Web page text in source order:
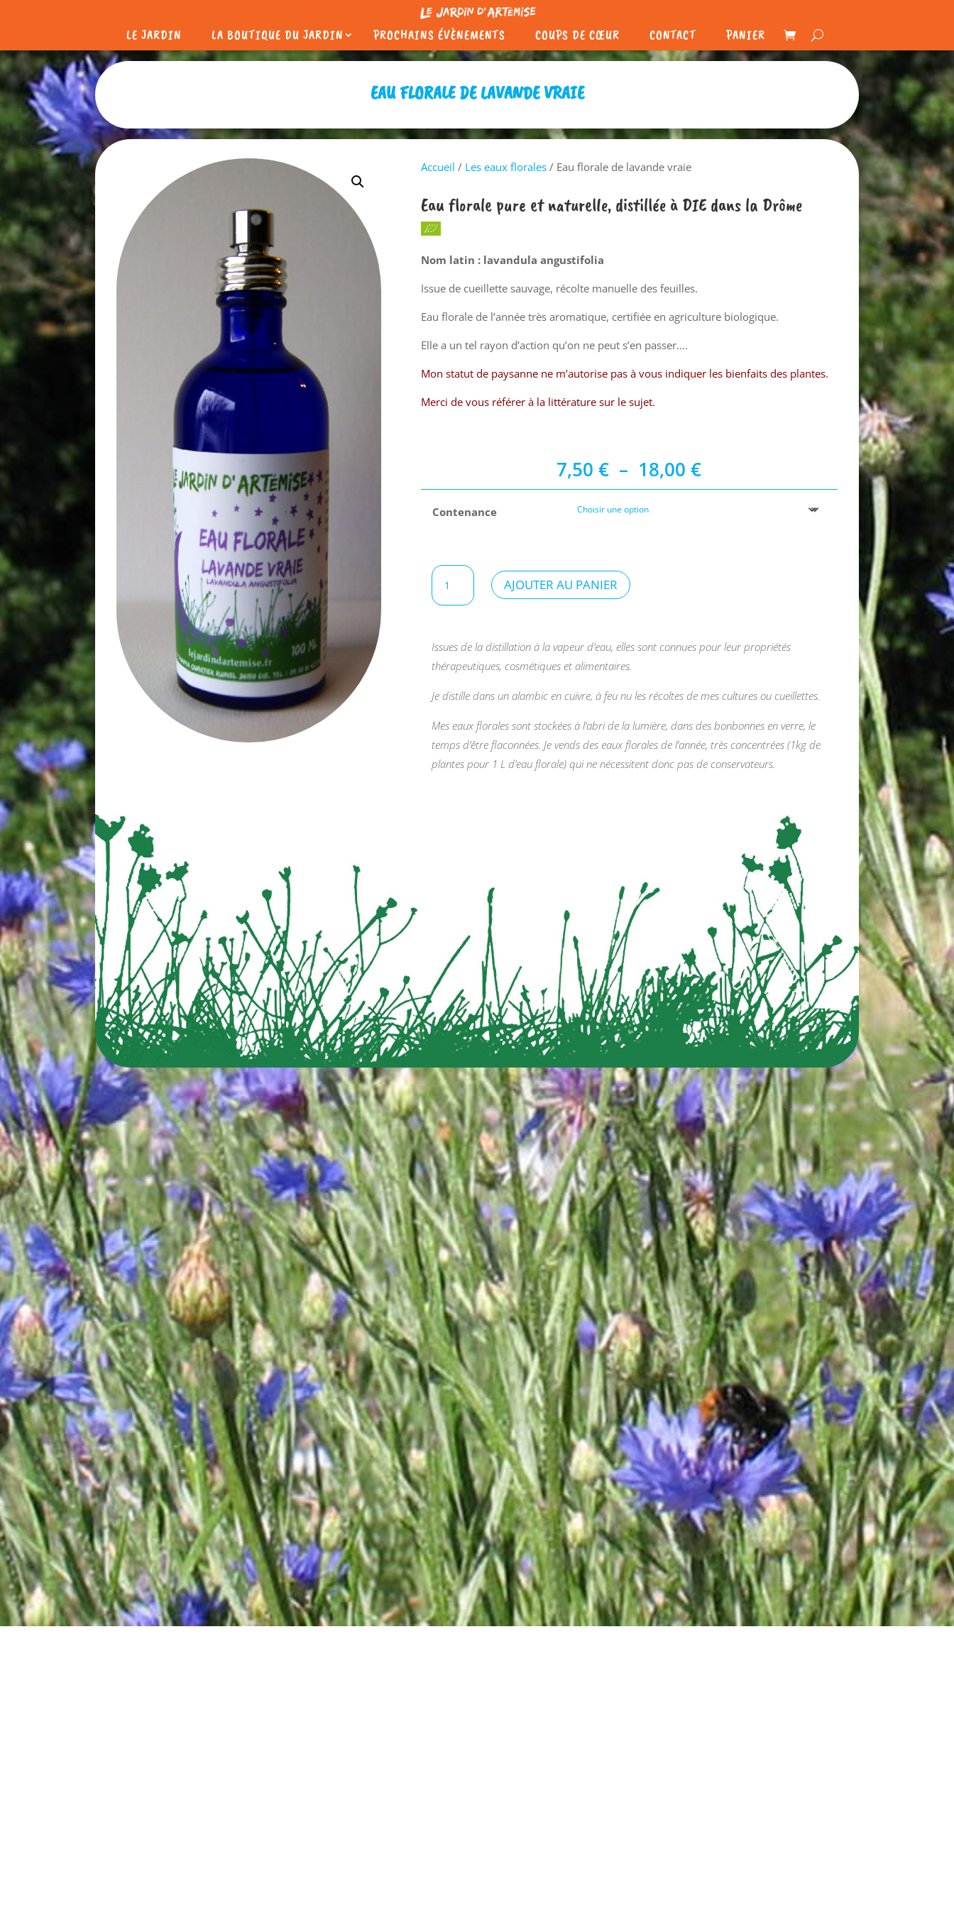
LE JARDIN LA BOUTIQUE DU JARDIN PROCHAINS ÉVÈNEMENTS COUPS DE CŒUR CONTACT PANIER
EAU FLORALE DE LAVANDE VRAIE
Accueil / Les eaux florales/ Eau florale de lavande vraie
Eau florale pure et naturelle, distillée à DIE dans la Drôme
Nom latin : lavandula angustifolia
Issue de cueillette sauvage, récolte manuelle des feuilles.
Eau florale de l’année très aromatique, certifiée en agriculture biologique.
Elle a un tel rayon d’action qu’on ne peut s’en passer….
Mon statut de paysanne ne m’autorise pas à vous indiquer les bienfaits des plantes.
Merci de vous référer à la littérature sur le sujet.
7,50€ – 18,00€Plage
de
Contenance
quantité
Eau
de
lavande
AJOUTER AU PANIER
Issues de la distillation à la vapeur d’eau, elles sont connues pour leur propriétés
thérapeutiques, cosmétiques et alimentaires.
Je distille dans un alambic en cuivre, à feu nu les récoltes de mes cultures ou cueillettes.
Mes eaux florales sont stockées à l’abri de la lumière, dans des bonbonnes en verre, le
temps d’être flaconnées. Je vends des eaux florales de l’année, très concentrées (1kg de
plantes pour 1 L d’eau florale) qui ne nécessitent donc pas de conservateurs.